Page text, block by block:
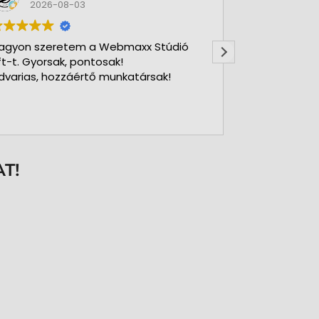
2026-08-03
szeretem a Webmaxx Stúdió
t. Gyorsak, pontosak!
hozzáértő munkatársak!